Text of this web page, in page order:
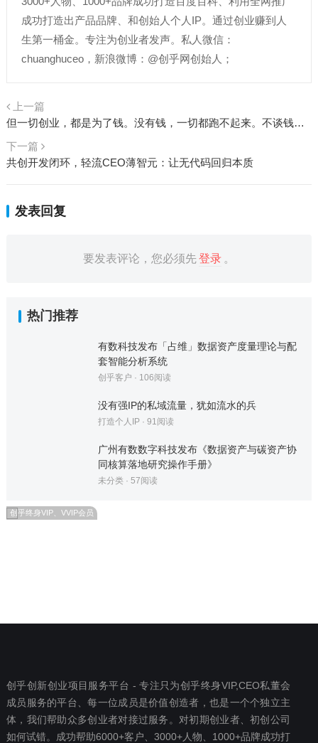
成功打造出产品品牌、和创始人个人IP。通过创业赚到人
生第一桶金。专注为创业者发声。私人微信：
chuanghuceo，新浪微博：@创乎网创始人；
上一篇
但一切创业，都是为了钱。没有钱，一切都跑不起来。不谈钱，才是真正的耍流氓
下一篇
共创开发闭环，轻流CEO薄智元：让无代码回归本质
发表回复
要发表评论，您必须先登录 。
热门推荐
有数科技发布「占维」数据资产度量理论与配
套智能分析系统
创乎客户 · 106阅读
没有强IP的私域流量，犹如流水的兵
打造个人IP· 91阅读
广州有数数字科技发布《数据资产与碳资产协
同核算落地研究操作手册》
未分类· 57阅读
创乎终身VIP、VVIP会员
创乎创新创业项目服务平台 - 专注只为创乎终身VIP,CEO私董会
成员服务的平台、每一位成员是价值创造者，也是一个个独立主
体，我们帮助众多创业者对接过服务。对初期创业者、初创公司
如何试错。成功帮助6000+客户、3000+人物、1000+品牌成功打